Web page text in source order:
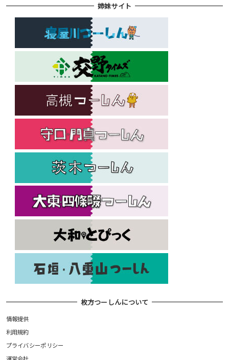
姉妹サイト
枚方つーしんについて
情報提供
利用規約
プライバシーポリシー
運営会社